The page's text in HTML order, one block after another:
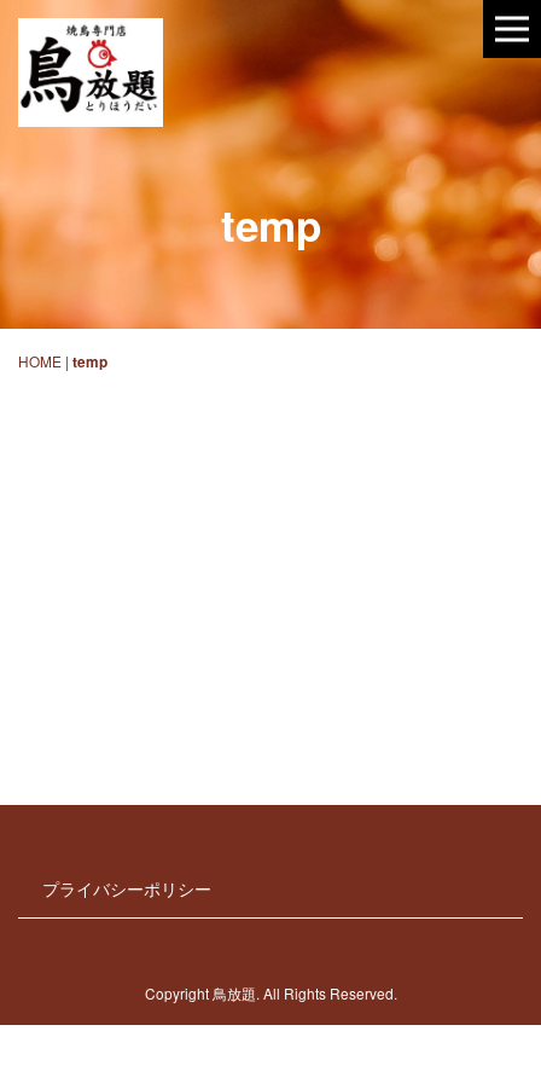
temp
HOME | temp
プライバシーポリシー
Copyright 鳥放題. All Rights Reserved.